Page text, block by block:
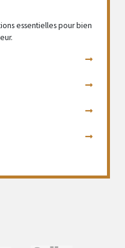
essentielles pour bien